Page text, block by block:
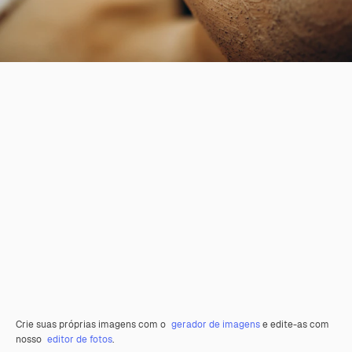
Crie suas próprias imagens com o gerador de imagense edite-as com
nosso editor de fotos.